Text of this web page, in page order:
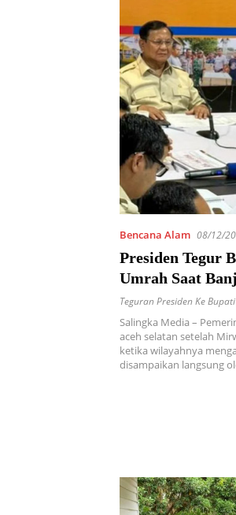
Bencana Alam 08/12/
Presiden Tegur
Umrah Saat
Teguran Presiden Ke
Salingka Media –
aceh selatan setelah
ketika wilayahnya
disampaikan langsung